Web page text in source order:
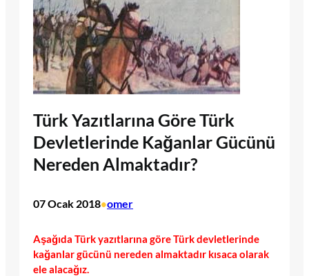
Türk Yazıtlarına Göre Türk
Devletlerinde Kağanlar Gücünü
Nereden Almaktadır?
07 Ocak 2018•omer
Aşağıda Türk yazıtlarına göre Türk devletlerinde
kağanlar gücünü nereden almaktadır kısaca olarak
ele alacağız.